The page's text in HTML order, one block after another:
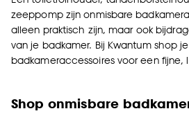
zeeppomp zijn onmisbare
alleen praktisch zijn, maar ook
van je badkamer. Bij Kwantum shop
badkameraccessoires voor een fijne,
Shop onmisbare